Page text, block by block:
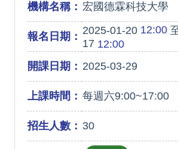
機構名稱： 宏國德霖科技大學
報名日期： 2025-01-2012:00
17 12:00
開課日期： 2025-03-29
上課時間： 每週六9:00~17:00
招生人數： 30